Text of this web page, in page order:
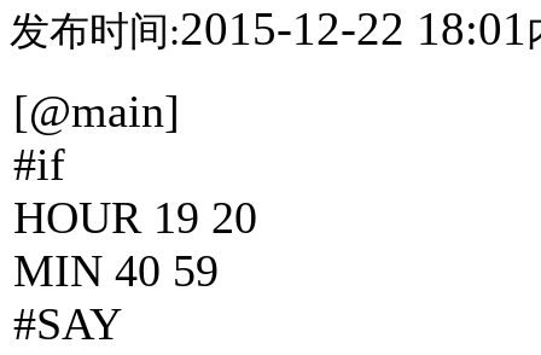
发布时间:2015-12-22 18:01
[@main]
#if
HOUR 19 20
MIN 40 59
#SAY